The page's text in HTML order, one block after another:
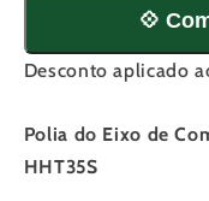
GX35NT
HHT35S
💠
Desconto aplicado
Polia do Eixo de
HHT35S